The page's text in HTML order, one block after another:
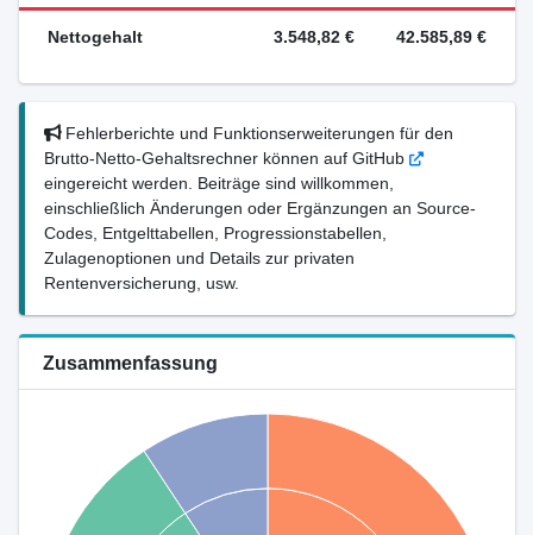
Nettogehalt 3.548,82 € 42.585,89 €
Fehlerberichte und Funktionserweiterungen für den
Brutto-Netto-Gehaltsrechner können auf GitHub
eingereicht werden. Beiträge sind willkommen,
einschließlich Änderungen oder Ergänzungen an Source-
Codes, Entgelttabellen, Progressionstabellen,
Zulagenoptionen und Details zur privaten
Rentenversicherung, usw.
Zusammenfassung